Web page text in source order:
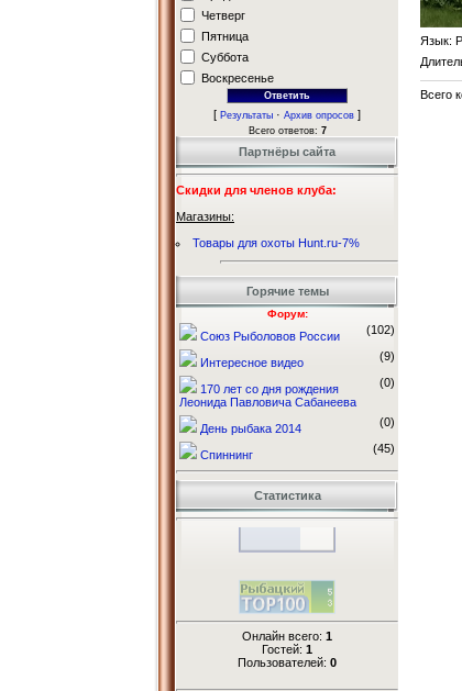
Четверг
Пятница
Суббота
Воскресенье
[ Результаты · Архив опросов ]
Всего ответов: 7
Партнёры сайта
Скидки для членов клуба:
Магазины:
Товары для охоты Hunt.ru-7%
Горячие темы
Форум:
Союз Рыболовов России (102)
Интересное видео (9)
170 лет со дня рождения
Леонида Павловича Сабанеева
(0)
День рыбака 2014 (0)
Спиннинг (45)
Статистика
Онлайн всего: 1
Гостей: 1
Пользователей: 0
Язык:
Всего